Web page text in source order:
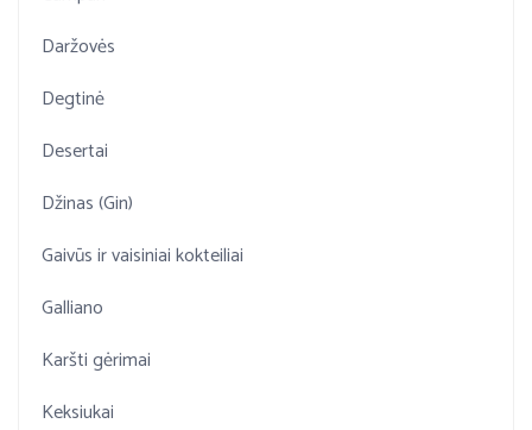
Daržovės
Degtinė
Desertai
Džinas (Gin)
Gaivūs ir vaisiniai kokteiliai
Galliano
Karšti gėrimai
Keksiukai